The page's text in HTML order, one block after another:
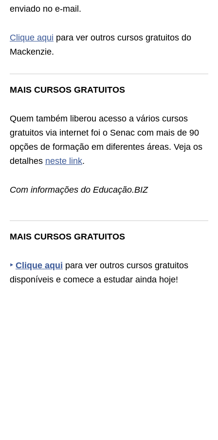
enviado no e-mail.
Clique aqui para ver outros cursos gratuitos do
Mackenzie.
MAIS CURSOS GRATUITOS
Quem também liberou acesso a vários cursos
gratuitos via internet foi o Senac com mais de 90
opções de formação em diferentes áreas. Veja os
detalhes neste link.
Com informações do Educação.BIZ
MAIS CURSOS GRATUITOS
‣ Clique aqui para ver outros cursos gratuitos
disponíveis e comece a estudar ainda hoje!